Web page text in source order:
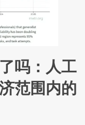
吗：人工
范围内的